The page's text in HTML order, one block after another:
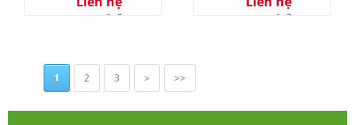
0 đ 0 đ
1 2 3 > >>